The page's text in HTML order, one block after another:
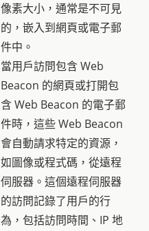
像素大小，通常是不可見
的，嵌入到網頁或電子郵
件中。
當用戶訪問包含 Web
Beacon 的網頁或打開包
含 Web Beacon 的電子郵
件時，這些 Web Beacon
會自動請求特定的資源，
如圖像或程式碼，從遠程
伺服器。這個遠程伺服器
的訪問記錄了用戶的行
為，包括訪問時間、IP 地